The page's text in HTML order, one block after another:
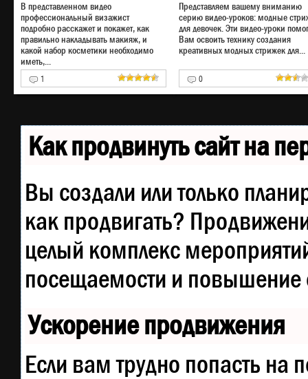
В представленном видео
профессиональный визажист
подробно расскажет и покажет, как
правильно накладывать макияж, и
какой набор косметики необходимо
иметь,...
1
Представляем вашему вниманию
серию видео-уроков: модные
для девочек. Эти видео-уроки
Вам освоить технику создания
креативных модных стрижек для...
0
Как продвинуть сайт на
Вы создали или только
как продвигать?
целый комплекс
посещаемости и повышение
Ускорение продвижения
Если вам трудно попасть на